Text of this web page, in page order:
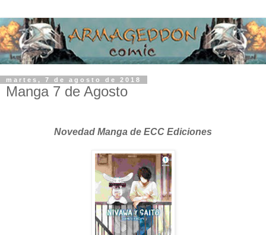
martes, 7 de agosto de 2018
Manga 7 de Agosto
Novedad Manga de ECC Ediciones